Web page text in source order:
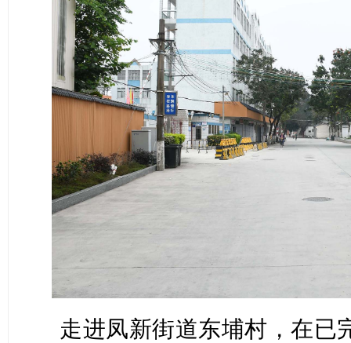
走进凤新街道东埔村，在已